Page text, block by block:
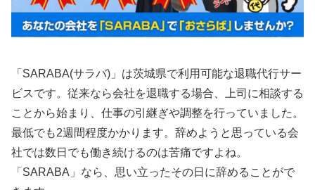
「SARABA(サラバ)」は茨城県で利用可能な退職代行サー
ビスです。従来なら会社を退職する場合、上司に相談する
ことから始まり、仕事の引継ぎや調整を行っていました。
最低でも2週間程度かかります。辞めようと思っている会
社では数日でも働き続けるのは苦痛ですよね。
「SARABA」なら、思い立ったその日に辞めることがで